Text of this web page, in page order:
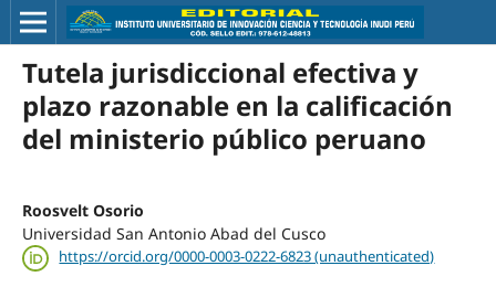
Tutela jurisdiccional efectiva y
plazo razonable en la calificación
del ministerio público peruano
Roosvelt Osorio
Universidad San Antonio Abad del Cusco
https://orcid.org/0000-0003-0222-6823 (unauthenticated)